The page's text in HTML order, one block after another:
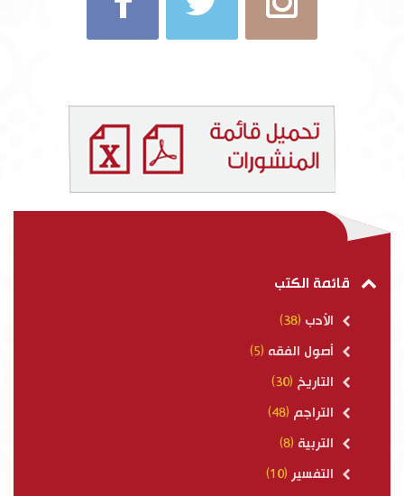
قائمة الكتب
الأدب (38)
أصول الفقه (5)
التاريخ (30)
التراجم (48)
التربية (8)
التفسير (10)